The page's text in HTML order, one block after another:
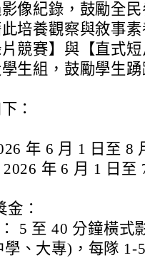
像紀錄，鼓勵全
培養觀察與敘事素
競賽】與【直式
生組，鼓勵學生
：
年 6 月 1 日至 8
年 6 月 1 日至
：
5 至 40 分鐘橫式
學、大專)，每隊 1-